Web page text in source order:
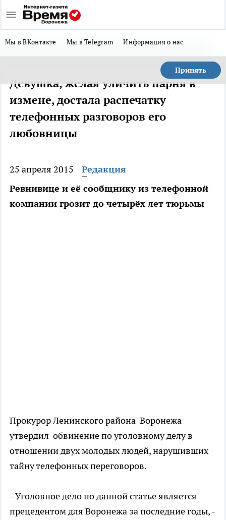
Мы в ВКонтакте Мы в Telegram Информация о нас
Принять
Девушка, желая уличить парня в
измене, достала распечатку
телефонных разговоров его
любовницы
25 апреля 2015
Редакция
Ревнивице и её сообщнику из телефонной
компании грозит до четырёх лет тюрьмы
Прокурор Ленинского района Воронежа
утвердил обвинение по уголовному делу в
отношении двух молодых людей, нарушивших
тайну телефонных переговоров.
- Уголовное дело по данной статье является
прецедентом для Воронежа за последние годы, -